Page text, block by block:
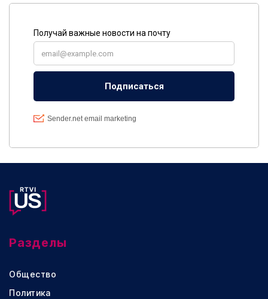
Разделы
Общество
Политика